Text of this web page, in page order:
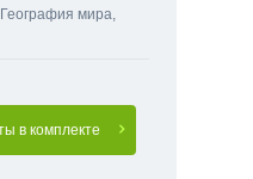
География мира,
в комплекте